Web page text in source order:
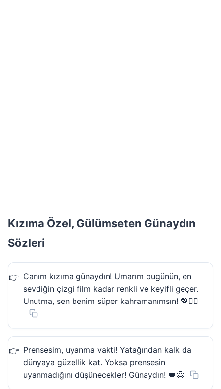
Kızıma Özel, Gülümseten Günaydın
Sözleri
Canım kızıma günaydın! Umarım bugünün, en
sevdiğin çizgi film kadar renkli ve keyifli geçer.
Unutma, sen benim süper kahramanımsın! 💖🦸‍♀️
Prensesim, uyanma vakti! Yatağından kalk da
dünyaya güzellik kat. Yoksa prensesin
uyanmadığını düşünecekler! Günaydın! 👑😊